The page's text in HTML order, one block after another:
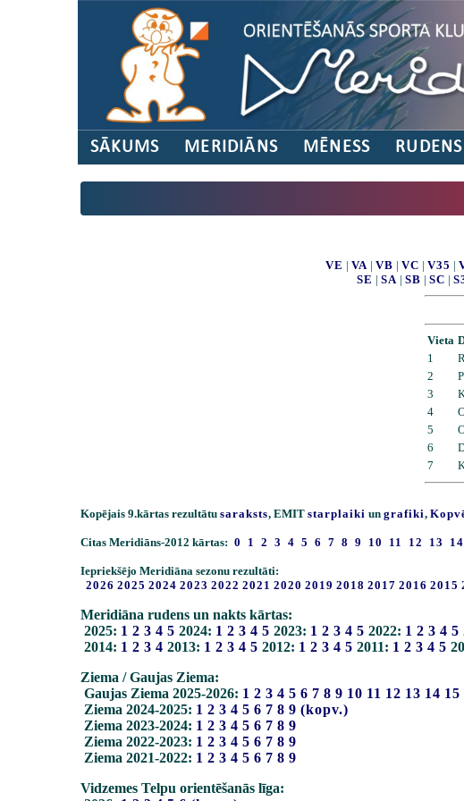
SĀKUMS MERIDIĀNS MĒNESS RUDENS
VE | VA | VB | VC | V35 |
SE | SA | SB | SC |
Vieta
1
2
3
4
5
6
7
Kopējais 9.kārtas rezultātu saraksts, EMIT starplaiki un grafiki,
Citas Meridiāns-2012 kārtas: 0 1 2 3 4 5 6 7 8 9 10 11 12 13 14
Iepriekšējo Meridiāna sezonu rezultāti:
2026 2025 2024 2023 2022 2021 2020 2019 2018 2017 2016 2015
Meridiāna rudens un nakts kārtas:
2025: 1 2 3 4 5 2024: 1 2 3 4 5 2023: 1 2 3 4 5 2022: 1 2 3 4 5
2014: 1 2 3 4 2013: 1 2 3 4 5 2012: 1 2 3 4 5 2011: 1 2 3 4 5
Ziema / Gaujas Ziema:
Gaujas Ziema 2025-2026: 1 2 3 4 5 6 7 8 9 10 11 12 13 14 15
Ziema 2024-2025: 1 2 3 4 5 6 7 8 9 (kopv.)
Ziema 2023-2024: 1 2 3 4 5 6 7 8 9
Ziema 2022-2023: 1 2 3 4 5 6 7 8 9
Ziema 2021-2022: 1 2 3 4 5 6 7 8 9
Vidzemes Telpu orientēšanās līga: